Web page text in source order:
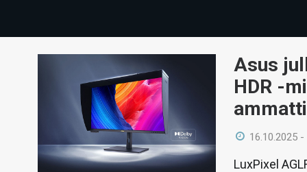
Asus
HDR -
16.10.2025 -
LuxPixel